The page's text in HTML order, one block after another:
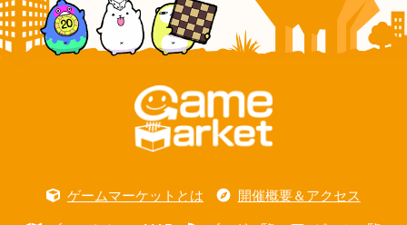
ゲームマーケットとは 開催概要＆アクセス